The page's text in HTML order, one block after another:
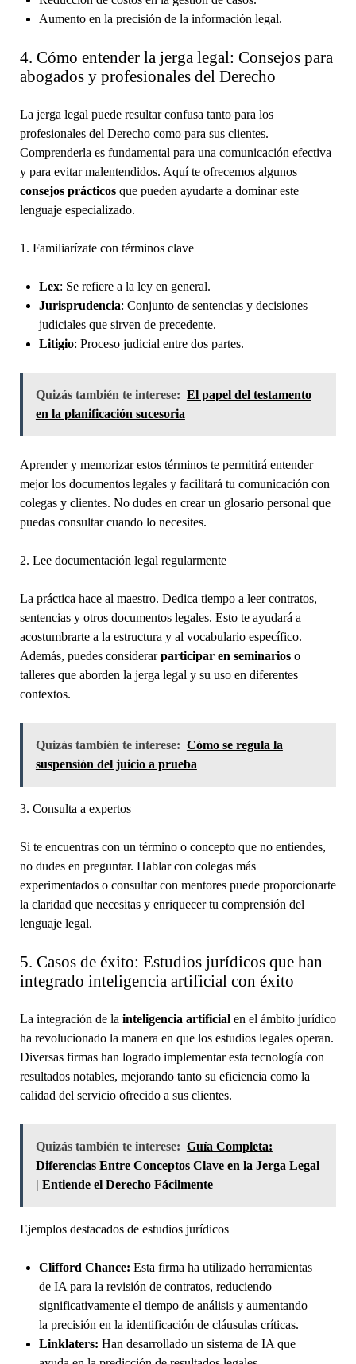
Aumento en la precisión de la información legal.
4. Cómo entender la jerga legal: Consejos para
abogados y profesionales del Derecho
La jerga legal puede resultar confusa tanto para los
profesionales del Derecho como para sus clientes.
Comprenderla es fundamental para una comunicación efectiva
y para evitar malentendidos. Aquí te ofrecemos algunos
consejos prácticosque pueden ayudarte a dominar este
lenguaje especializado.
1. Familiarízate con términos clave
Lex: Se refiere a la ley en general.
Jurisprudencia: Conjunto de sentencias y decisiones
judiciales que sirven de precedente.
Litigio: Proceso judicial entre dos partes.
Quizás también te interese: El papel del testamento
en la planificación sucesoria
Aprender y memorizar estos términos te permitirá entender
mejor los documentos legales y facilitará tu comunicación con
colegas y clientes. No dudes en crear un glosario personal que
puedas consultar cuando lo necesites.
2. Lee documentación legal regularmente
La práctica hace al maestro. Dedica tiempo a leer contratos,
sentencias y otros documentos legales. Esto te ayudará a
acostumbrarte a la estructura y al vocabulario específico.
Además, puedes considerarparticipar en seminarioso
talleres que aborden la jerga legal y su uso en diferentes
contextos.
Quizás también te interese: Cómo se regula la
suspensión del juicio a prueba
3. Consulta a expertos
Si te encuentras con un término o concepto que no entiendes,
no dudes en preguntar. Hablar con colegas más
experimentados o consultar con mentores puede proporcionarte
la claridad que necesitas y enriquecer tu comprensión del
lenguaje legal.
5. Casos de éxito: Estudios jurídicos que han
integrado inteligencia artificial con éxito
La integración de la inteligencia artificialen el ámbito jurídico
ha revolucionado la manera en que los estudios legales operan.
Diversas firmas han logrado implementar esta tecnología con
resultados notables, mejorando tanto su eficiencia como la
calidad del servicio ofrecido a sus clientes.
Quizás también te interese: Guía Completa:
Diferencias Entre Conceptos Clave en la Jerga Legal
| Entiende el Derecho Fácilmente
Ejemplos destacados de estudios jurídicos
Clifford Chance: Esta firma ha utilizado herramientas
de IA para la revisión de contratos, reduciendo
significativamente el tiempo de análisis y aumentando
la precisión en la identificación de cláusulas críticas.
Linklaters: Han desarrollado un sistema de IA que